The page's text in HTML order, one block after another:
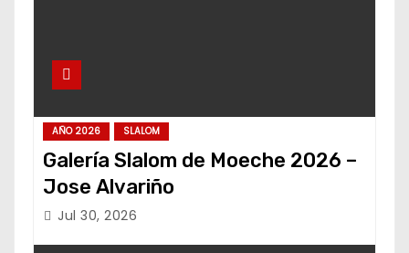
AÑO 2026 SLALOM
Galería Slalom de Moeche 2026 –
Jose Alvariño
Jul 30, 2026